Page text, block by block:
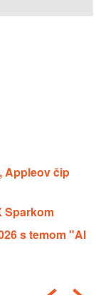
Appleov čip
Sparkom
s temom "AI